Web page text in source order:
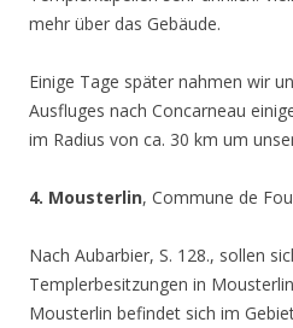
mehr über das Gebäude.
Einige Tage später nahmen wir
Ausfluges nach Concarneau
im Radius von ca. 30 km um
4. Mousterlin, Commune de
Nach Aubarbier, S. 128., sollen
Templerbesitzungen in
Mousterlin befindet sich im